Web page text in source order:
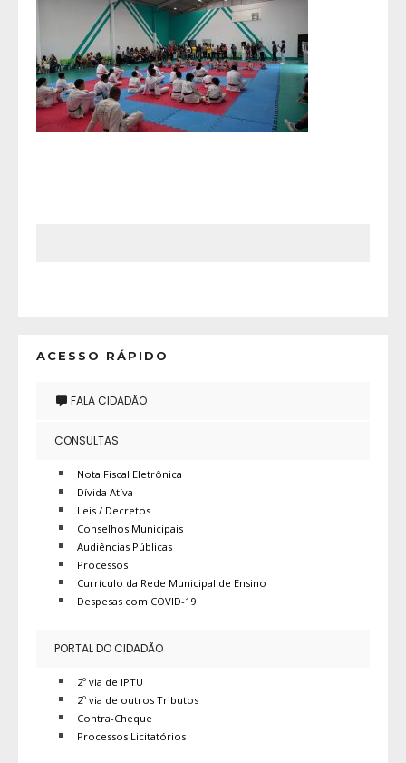
ACESSO RÁPIDO
FALA CIDADÃO
CONSULTAS
Nota Fiscal Eletrônica
Dívida Atíva
Leis / Decretos
Conselhos Municipais
Audiências Públicas
Processos
Currículo da Rede Municipal de Ensino
Despesas com COVID-19
PORTAL DO CIDADÃO
2º via de IPTU
2º via de outros Tributos
Contra-Cheque
Processos Licitatórios